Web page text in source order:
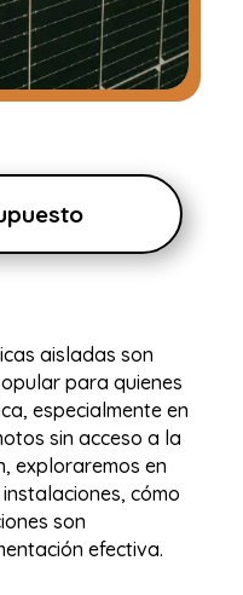
aisladas son
para quienes
especialmente en
sin acceso a la
exploraremos en
cómo
son
efectiva.